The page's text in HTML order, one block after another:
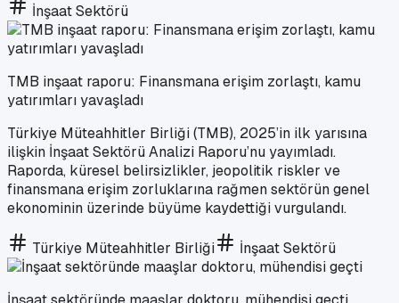
İnşaat Sektörü
TMB inşaat raporu: Finansmana erişim zorlaştı, kamu
yatırımları yavaşladı
Türkiye Müteahhitler Birliği (TMB), 2025’in ilk yarısına
ilişkin İnşaat Sektörü Analizi Raporu’nu yayımladı.
Raporda, küresel belirsizlikler, jeopolitik riskler ve
finansmana erişim zorluklarına rağmen sektörün genel
ekonominin üzerinde büyüme kaydettiği vurgulandı.
Türkiye Müteahhitler Birliği İnşaat Sektörü